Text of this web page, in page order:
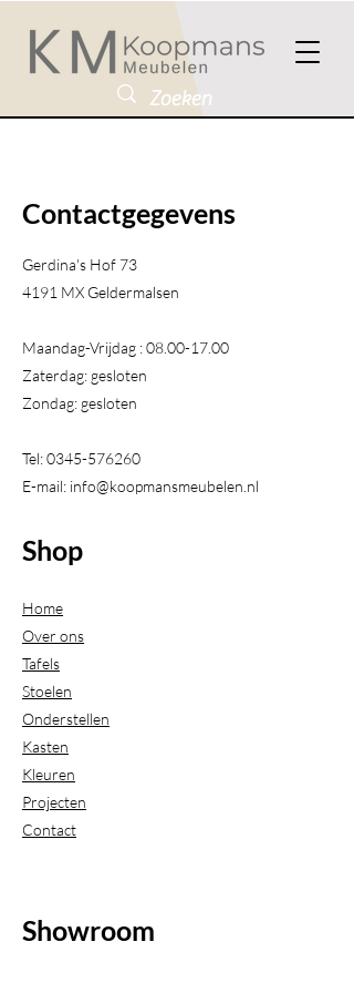
Contactgegevens
Gerdina's Hof 73
4191 MX Geldermalsen​
Maandag-Vrijdag :08.00-17.00
Zaterdag: gesloten
Zondag: gesloten
Tel:0345-576260
E-mail: info@koopmansmeubelen.nl
Shop
Home
Over ons
Tafels
Stoelen
Onderstellen
Kasten
Kleuren
Projecten
Contact
Showroom